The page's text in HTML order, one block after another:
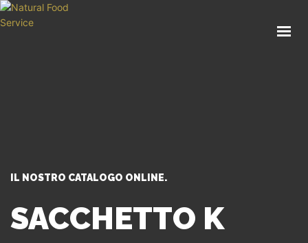
IL NOSTRO CATALOGO ONLINE.
SACCHETTO K